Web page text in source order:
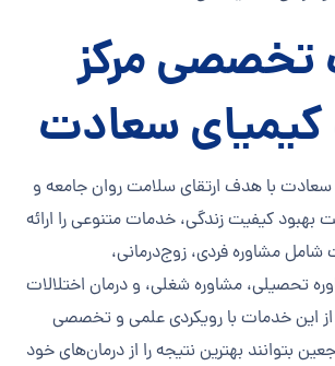
مرکز
کیمیای سعادت
سعادت با هدف ارتقای سلامت روان جامعه و
بهبود کیفیت زندگی، خدمات متنوعی را ارائه
مشاوره فردی، زوج‌درمانی،
تحصیلی، مشاوره شغلی، و درمان اختلالات
این خدمات با رویکردی علمی و تخصصی
بتوانند بهترین نتیجه را از درمان‌های خود